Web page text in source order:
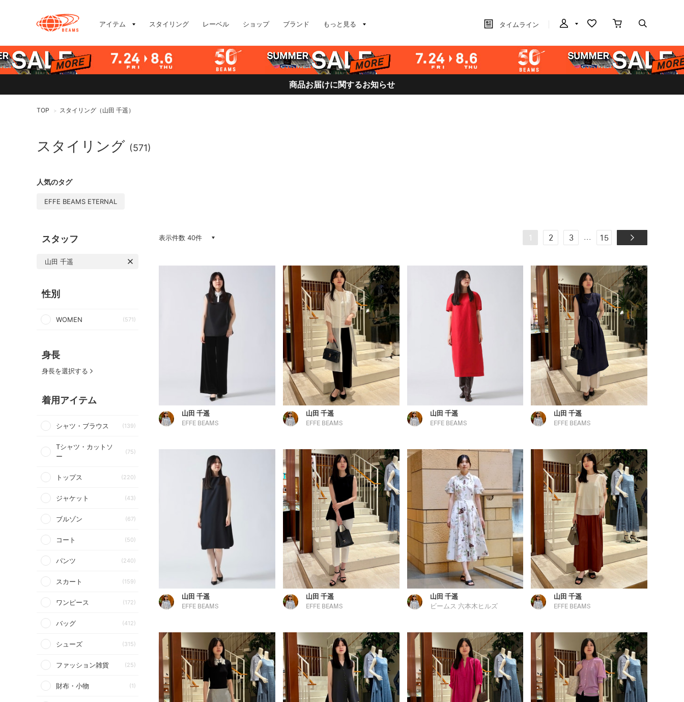
アイテム スタイリング レーベル ショップ ブランド もっと見る タイムライン
商品お届けに関するお知らせ
TOP > スタイリング（山田 千遥）
スタイリング (571)
人気のタグ
EFFE BEAMS ETERNAL
スタッフ
山田 千遥
性別
WOMEN (571)
身長
身長を選択する
着用アイテム
シャツ・ブラウス (139)
Tシャツ・カットソ
ー
(75)
トップス (220)
ジャケット (43)
ブルゾン (67)
コート (50)
パンツ (240)
スカート (159)
ワンピース (172)
バッグ (412)
シューズ (315)
ファッション雑貨 (25)
財布・小物 (1)
表示件数 40件 1 2 3 ... 15
山田 千遥
EFFE BEAMS
山田 千遥
EFFE BEAMS
山田 千遥
EFFE BEAMS
山田 千遥
EFFE BEAMS
山田 千遥
EFFE BEAMS
山田 千遥
EFFE BEAMS
山田 千遥
ビームス 六本木ヒルズ
山田 千遥
EFFE BEAMS